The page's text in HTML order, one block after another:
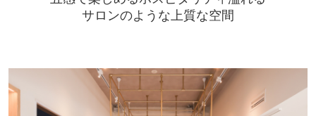
サロンのような上質な空間